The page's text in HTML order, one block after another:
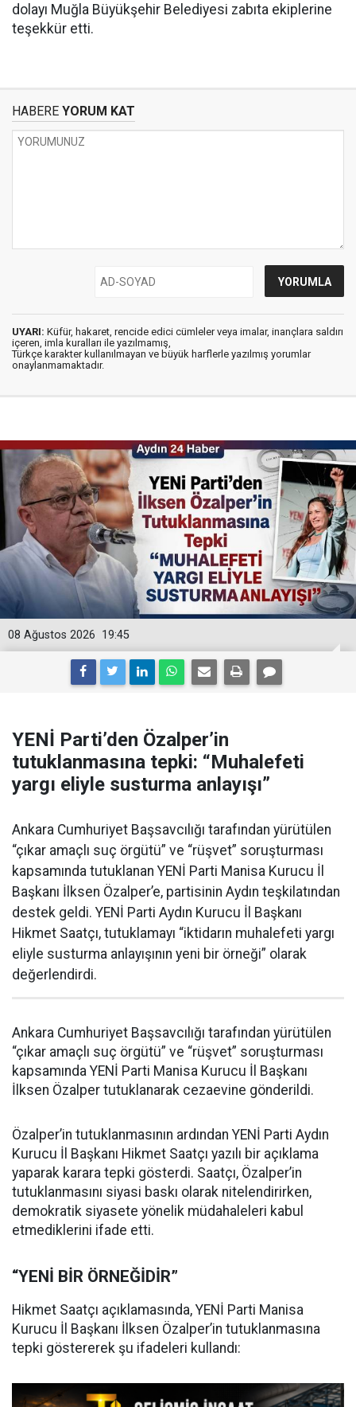
dolayı Muğla Büyükşehir Belediyesi zabıta ekiplerine
teşekkür etti.
HABERE YORUM KAT
UYARI: Küfür, hakaret, rencide edici cümleler veya imalar, inançlara saldırı
içeren, imla kuralları ile yazılmamış,
Türkçe karakter kullanılmayan ve büyük harflerle yazılmış yorumlar
onaylanmamaktadır.
19:45
08 Ağustos 2026
YENİ Parti’den Özalper’in
tutuklanmasına tepki: “Muhalefeti
yargı eliyle susturma anlayışı”
Ankara Cumhuriyet Başsavcılığı tarafından yürütülen
“çıkar amaçlı suç örgütü” ve “rüşvet” soruşturması
kapsamında tutuklanan YENİ Parti Manisa Kurucu İl
Başkanı İlksen Özalper’e, partisinin Aydın teşkilatından
destek geldi. YENİ Parti Aydın Kurucu İl Başkanı
Hikmet Saatçı, tutuklamayı “iktidarın muhalefeti yargı
eliyle susturma anlayışının yeni bir örneği” olarak
değerlendirdi.
Ankara Cumhuriyet Başsavcılığı tarafından yürütülen
“çıkar amaçlı suç örgütü” ve “rüşvet” soruşturması
kapsamında YENİ Parti Manisa Kurucu İl Başkanı
İlksen Özalper tutuklanarak cezaevine gönderildi.
Özalper’in tutuklanmasının ardından YENİ Parti Aydın
Kurucu İl Başkanı Hikmet Saatçı yazılı bir açıklama
yaparak karara tepki gösterdi. Saatçı, Özalper’in
tutuklanmasını siyasi baskı olarak nitelendirirken,
demokratik siyasete yönelik müdahaleleri kabul
etmediklerini ifade etti.
“YENİ BİR ÖRNEĞİDİR”
Hikmet Saatçı açıklamasında, YENİ Parti Manisa
Kurucu İl Başkanı İlksen Özalper’in tutuklanmasına
tepki göstererek şu ifadeleri kullandı: